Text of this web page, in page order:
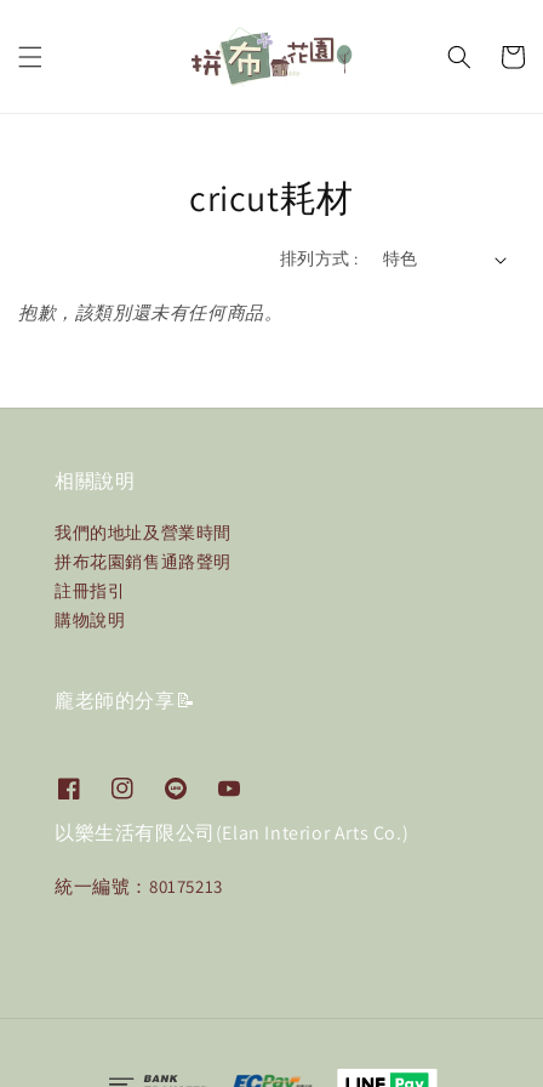
cricut耗材
排列方式 :
抱歉，該類別還未有任何商品。
相關說明
我們的地址及營業時間
拼布花園銷售通路聲明
註冊指引
購物說明
龐老師的分享📝
以樂生活有限公司(Elan Interior Arts Co.)
統一編號：80175213